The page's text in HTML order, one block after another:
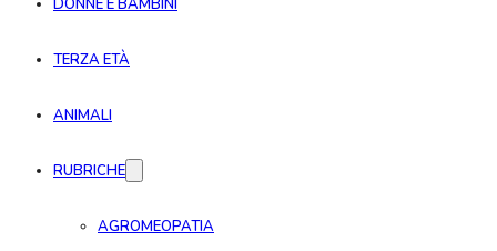
DONNE E BAMBINI
TERZA ETÀ
ANIMALI
RUBRICHE
AGROMEOPATIA